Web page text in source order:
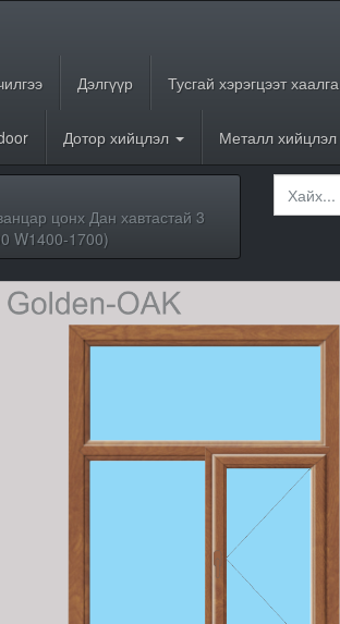
Дэлгүүр Тусгай хэрэгцээт хаалга
Дотор хийцлэл Металл хийцлэл
цонх Дан хавтастай 3
W1400-1700)